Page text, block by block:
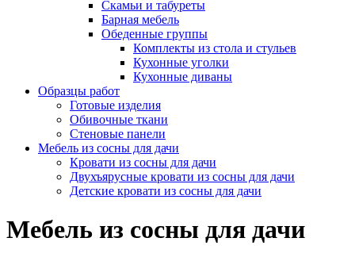
Скамьи и табуреты
Барная мебель
Обеденные группы
Комплекты из стола и стульев
Кухонные уголки
Кухонные диваны
Образцы работ
Готовые изделия
Обивочные ткани
Стеновые панели
Мебель из сосны для дачи
Кровати из сосны для дачи
Двухъярусные кровати из сосны для дачи
Детские кровати из сосны для дачи
Мебель из сосны для дачи